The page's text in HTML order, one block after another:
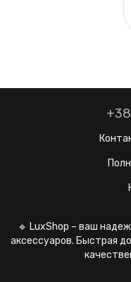
🔹 LuxShop – ваш
аксессуаров. Быстрая